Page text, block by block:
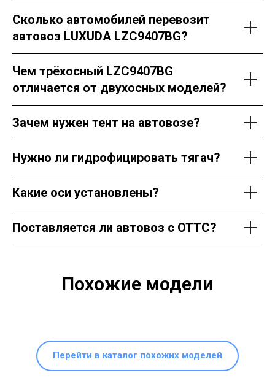
Сколько автомобилей перевозит
автовоз LUXUDA LZC9407BG?
Чем трёхосный LZC9407BG
отличается от двухосных моделей?
Зачем нужен тент на автовозе?
Нужно ли гидрофицировать тягач?
Какие оси установлены?
Поставляется ли автовоз с ОТТС?
Похожие модели
Перейти в каталог похожих моделей